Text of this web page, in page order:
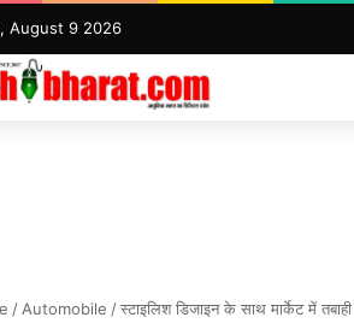
August 9 2026
/ Automobile /स्टाइलिश डिजाइन के साथ मार्केट में